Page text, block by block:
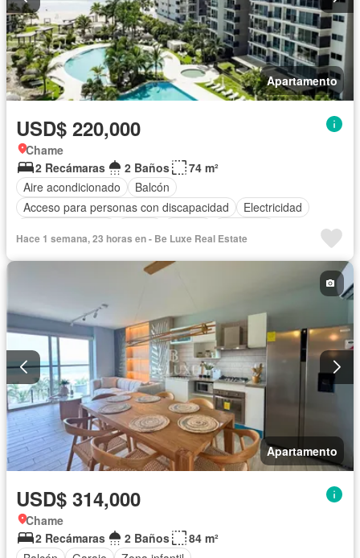
Apartamento
USD$ 220,000
Chame
2 Recámaras
2 Baños
74 m²
Aire acondicionado
Balcón
Acceso para personas con discapacidad
Electricidad
Gas natural
Seguridad Piscina Agua
Hace 1 semana, 23 horas en - Be Luxe Real Estate
Apartamento
USD$ 314,000
Chame
2 Recámaras
2 Baños
84 m²